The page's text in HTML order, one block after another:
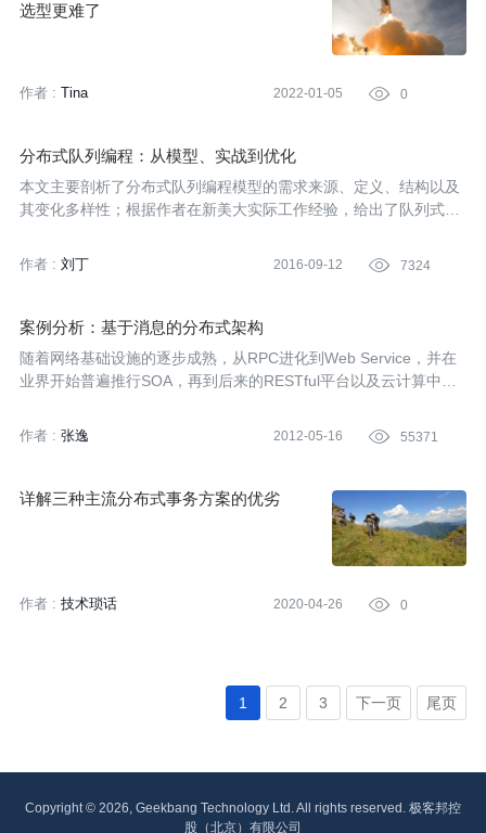
选型更难了
作者 : Tina 2022-01-05  0
分布式队列编程：从模型、实战到优化
本文主要剖析了分布式队列编程模型的需求来源、定义、结构以及
其变化多样性；根据作者在新美大实际工作经验，给出了队列式编
作者 : 刘丁 2016-09-12  7324
案例分析：基于消息的分布式架构
随着网络基础设施的逐步成熟，从RPC进化到Web Service，并在
业界开始普遍推行SOA，再到后来的RESTful平台以及云计算中的P
的风貌，然而殊途同归，这些分布式架构的目标仍然是希望回到建
造巴别塔的时代，系统之间的交流不再为不同语言与平台的隔阂而
道：“集成之所以重要是因为相互独立的应用是没有生命力的。我们
需要一种技术能将在设计时并未考虑互操作的应用集成起来，打破
它们之间的隔阂，获得比单个应用更多的效益”。这或许是分布式架
作者 : 张逸 2012-05-16  55371
详解三种主流分布式事务方案的优劣
作者 : 技术琐话 2020-04-26  0
1 2 3 下一页 尾页
Copyright © 2026, Geekbang Technology Ltd. All rights reserved. 极客邦控
股（北京）有限公司